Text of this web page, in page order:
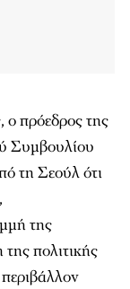
πρόεδρος της
Συμβουλίου
τη Σεούλ ότι
της
πολιτικής